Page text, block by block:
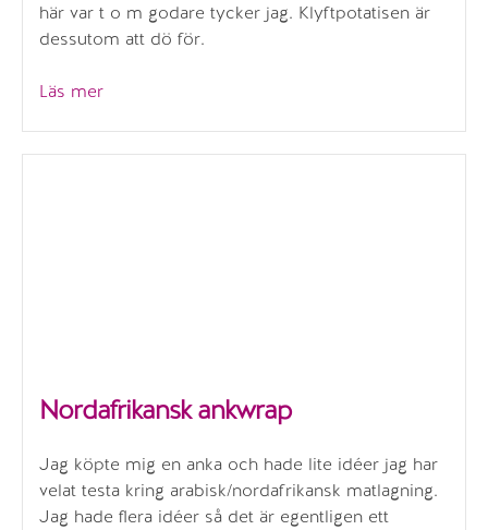
här var t o m godare tycker jag. Klyftpotatisen är
dessutom att dö för.
Läs mer”Nordafrikansk
Nordafrikansk ankwrap
Jag köpte mig en anka och hade lite idéer jag har
velat testa kring arabisk/nordafrikansk matlagning.
Jag hade flera idéer så det är egentligen ett